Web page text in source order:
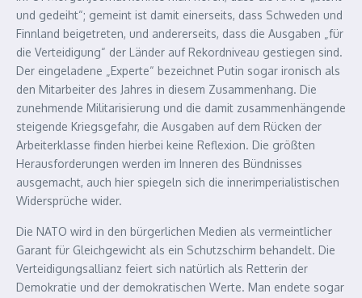
und gedeiht“; gemeint ist damit einerseits, dass Schweden und
Finnland beigetreten, und andererseits, dass die Ausgaben „für
die Verteidigung“ der Länder auf Rekordniveau gestiegen sind.
Der eingeladene „Experte“ bezeichnet Putin sogar ironisch als
den Mitarbeiter des Jahres in diesem Zusammenhang. Die
zunehmende Militarisierung und die damit zusammenhängende
steigende Kriegsgefahr, die Ausgaben auf dem Rücken der
Arbeiterklasse finden hierbei keine Reflexion. Die größten
Herausforderungen werden im Inneren des Bündnisses
ausgemacht, auch hier spiegeln sich die innerimperialistischen
Widersprüche wider.
Die NATO wird in den bürgerlichen Medien als vermeintlicher
Garant für Gleichgewicht als ein Schutzschirm behandelt. Die
Verteidigungsallianz feiert sich natürlich als Retterin der
Demokratie und der demokratischen Werte. Man endete sogar